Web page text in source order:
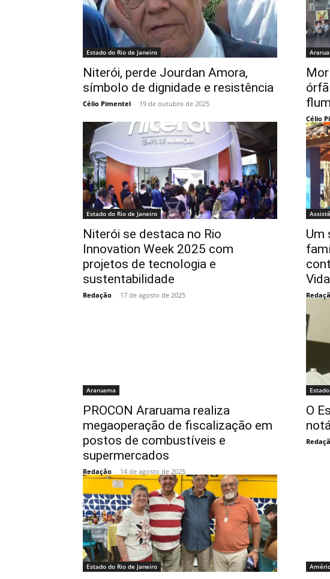
Estado do Rio de Janeiro
Niterói, perde Jourdan Amora,
símbolo de dignidade e resistência
Célio Pimentel - 19 de outubro de 2025
Célio
Estado do Rio de Janeiro
Niterói se destaca no Rio
Innovation Week 2025 com
projetos de tecnologia e
sustentabilidade
Redação - 17 de agosto de 2025
Um
Araruama
PROCON Araruama realiza
megaoperação de fiscalização em
postos de combustíveis e
supermercados
Redação - 14 de agosto de 2025
O
Estado do Rio de Janeiro